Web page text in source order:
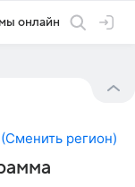
онлайн
(Сменить регион)